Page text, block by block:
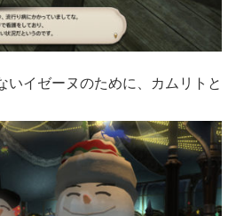
いイゼーヌのために、カムリトと